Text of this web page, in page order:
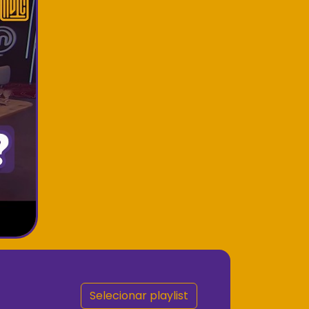
Selecionar playlist